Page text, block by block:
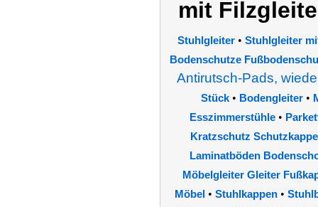
mit
Stuhlgleiter • Stuhlgleiter
Bodenschutze
Antirutsch-Pads,
Stück • Bodengleiter •
Esszimmerstühle •
Kratzschutz
Laminatböden
Möbelgleiter Gleiter
Möbel • Stuhlkappen •